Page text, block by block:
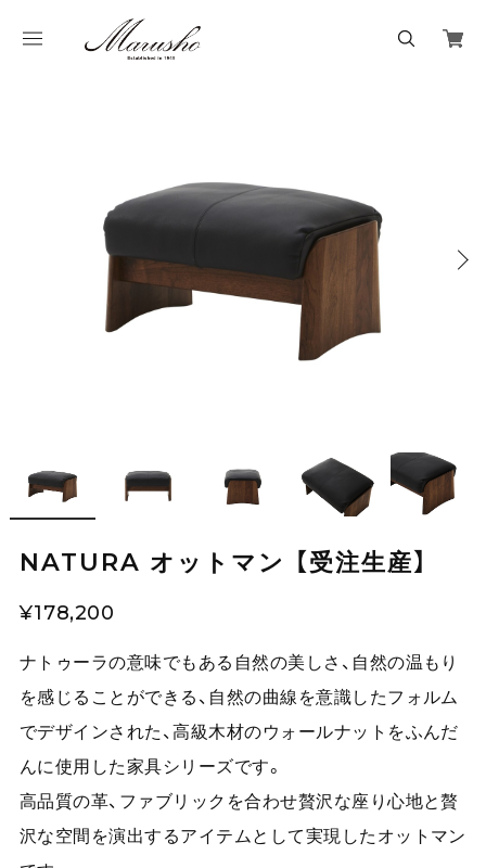
NATURA オットマン 【受注生産】
¥178,200
ナトゥーラの意味でもある自然の美しさ、自然の温もり
を感じることができる、自然の曲線を意識したフォルム
でデザインされた、高級木材のウォールナットをふんだ
んに使用した家具シリーズです。
高品質の革、ファブリックを合わせ贅沢な座り心地と贅
沢な空間を演出するアイテムとして実現したオットマン